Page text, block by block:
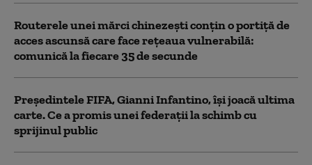
Routerele unei mărci chinezești conțin o portiță de
acces ascunsă care face rețeaua vulnerabilă:
comunică la fiecare 35 de secunde
Președintele FIFA, Gianni Infantino, îşi joacă ultima
carte. Ce a promis unei federații la schimb cu
sprijinul public